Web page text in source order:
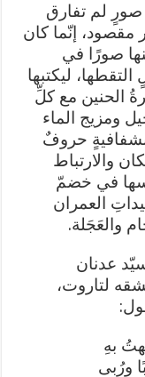
لم تفارق
إنّما كان
صورًا في
ليكتبها
الحنين مع كلِّ
ومزيج الماء
حروفٌ
والارتباط
في خضمّ
العمران
والعَجَلة.
عدنان
لتاروت،
بهِ
ورُبى